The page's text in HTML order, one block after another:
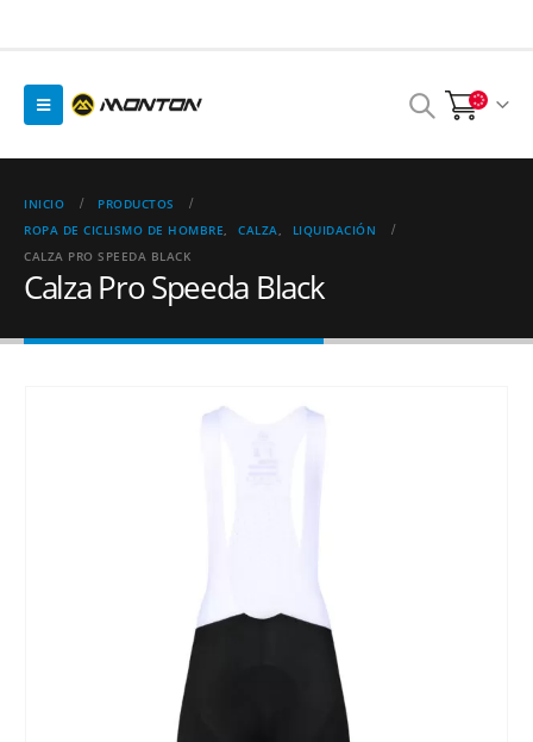
INICIO
PRODUCTOS
ROPA DE CICLISMO DE HOMBRE, CALZA,
LIQUIDACIÓN
CALZA PRO SPEEDA BLACK
Calza Pro Speeda Black